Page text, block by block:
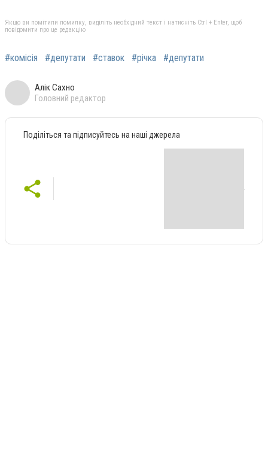
Якщо ви помітили помилку, виділіть необхідний текст і натисніть Ctrl + Enter, щоб
повідомити про це редакцію
#комісія #депутати #ставок #річка #депутати
Алік Сахно
Головний редактор
Поділіться та підписуйтесь на наші джерела